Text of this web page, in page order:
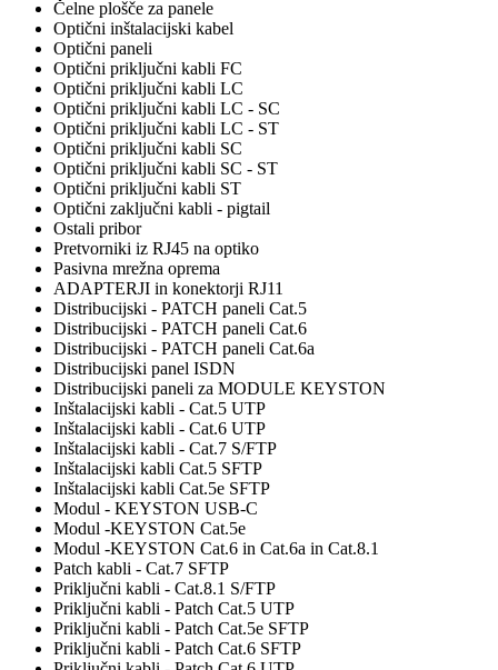
Čelne plošče za panele
Optični inštalacijski kabel
Optični paneli
Optični priključni kabli FC
Optični priključni kabli LC
Optični priključni kabli LC - SC
Optični priključni kabli LC - ST
Optični priključni kabli SC
Optični priključni kabli SC - ST
Optični priključni kabli ST
Optični zaključni kabli - pigtail
Ostali pribor
Pretvorniki iz RJ45 na optiko
Pasivna mrežna oprema
ADAPTERJI in konektorji RJ11
Distribucijski - PATCH paneli Cat.5
Distribucijski - PATCH paneli Cat.6
Distribucijski - PATCH paneli Cat.6a
Distribucijski panel ISDN
Distribucijski paneli za MODULE KEYSTON
Inštalacijski kabli - Cat.5 UTP
Inštalacijski kabli - Cat.6 UTP
Inštalacijski kabli - Cat.7 S/FTP
Inštalacijski kabli Cat.5 SFTP
Inštalacijski kabli Cat.5e SFTP
Modul - KEYSTON USB-C
Modul -KEYSTON Cat.5e
Modul -KEYSTON Cat.6 in Cat.6a in Cat.8.1
Patch kabli - Cat.7 SFTP
Priključni kabli - Cat.8.1 S/FTP
Priključni kabli - Patch Cat.5 UTP
Priključni kabli - Patch Cat.5e SFTP
Priključni kabli - Patch Cat.6 SFTP